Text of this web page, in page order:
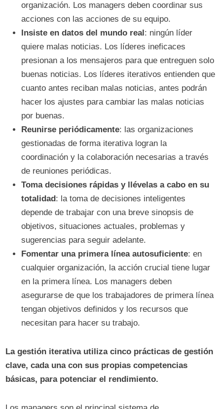
organización. Los managers deben coordinar sus
acciones con las acciones de su equipo.
Insiste en datos del mundo real : ningún líder
quiere malas noticias. Los líderes ineficaces
presionan a los mensajeros para que entreguen solo
buenas noticias. Los líderes iterativos entienden que
cuanto antes reciban malas noticias, antes podrán
hacer los ajustes para cambiar las malas noticias
por buenas.
Reunirse periódicamente: las organizaciones
gestionadas de forma iterativa logran la
coordinación y la colaboración necesarias a través
de reuniones periódicas.
Toma decisiones rápidas y llévelas a cabo en su
totalidad : la toma de decisiones inteligentes
depende de trabajar con una breve sinopsis de
objetivos, situaciones actuales, problemas y
sugerencias para seguir adelante.
Fomentar una primera línea autosuficiente: en
cualquier organización, la acción crucial tiene lugar
en la primera línea. Los managers deben
asegurarse de que los trabajadores de primera línea
tengan objetivos definidos y los recursos que
necesitan para hacer su trabajo.
La gestión iterativa utiliza cinco prácticas de gestión
clave, cada una con sus propias competencias
básicas, para potenciar el rendimiento.